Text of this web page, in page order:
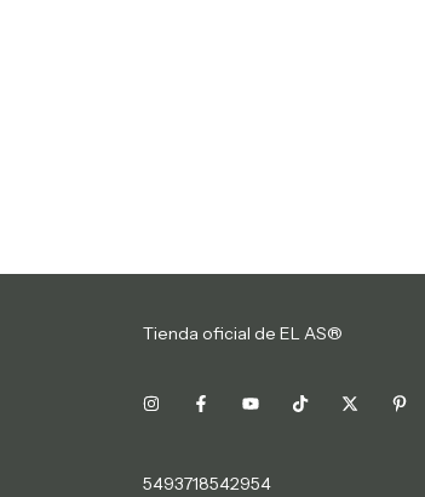
Tienda oficial de EL AS®
5493718542954